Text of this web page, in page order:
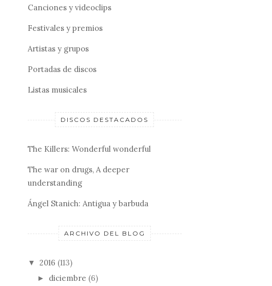
Canciones y videoclips
Festivales y premios
Artistas y grupos
Portadas de discos
Listas musicales
DISCOS DESTACADOS
The Killers: Wonderful wonderful
The war on drugs, A deeper
understanding
Ángel Stanich: Antigua y barbuda
ARCHIVO DEL BLOG
▼ 2016 (113)
► diciembre (6)